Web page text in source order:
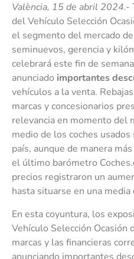
València, 15 de abril 2024.-
del Vehículo Selección
el segmento del mercado
seminuevos, gerencia y
celebrará este fin de
anunciado importantes
vehículos a la venta.
marcas y concesionarios
relevancia en momento del
medio de los coches
país, aunque de manera
el último barómetro
precios registraron un
hasta situarse en una media
En esta coyuntura, los
Vehículo Selección Ocasión
marcas y las financieras